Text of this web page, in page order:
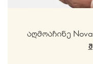
აღმოაჩინე